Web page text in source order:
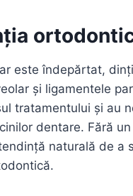
este îndepărtat,
și ligamentele
tratamentului și au
dentare. Fără
naturală de a